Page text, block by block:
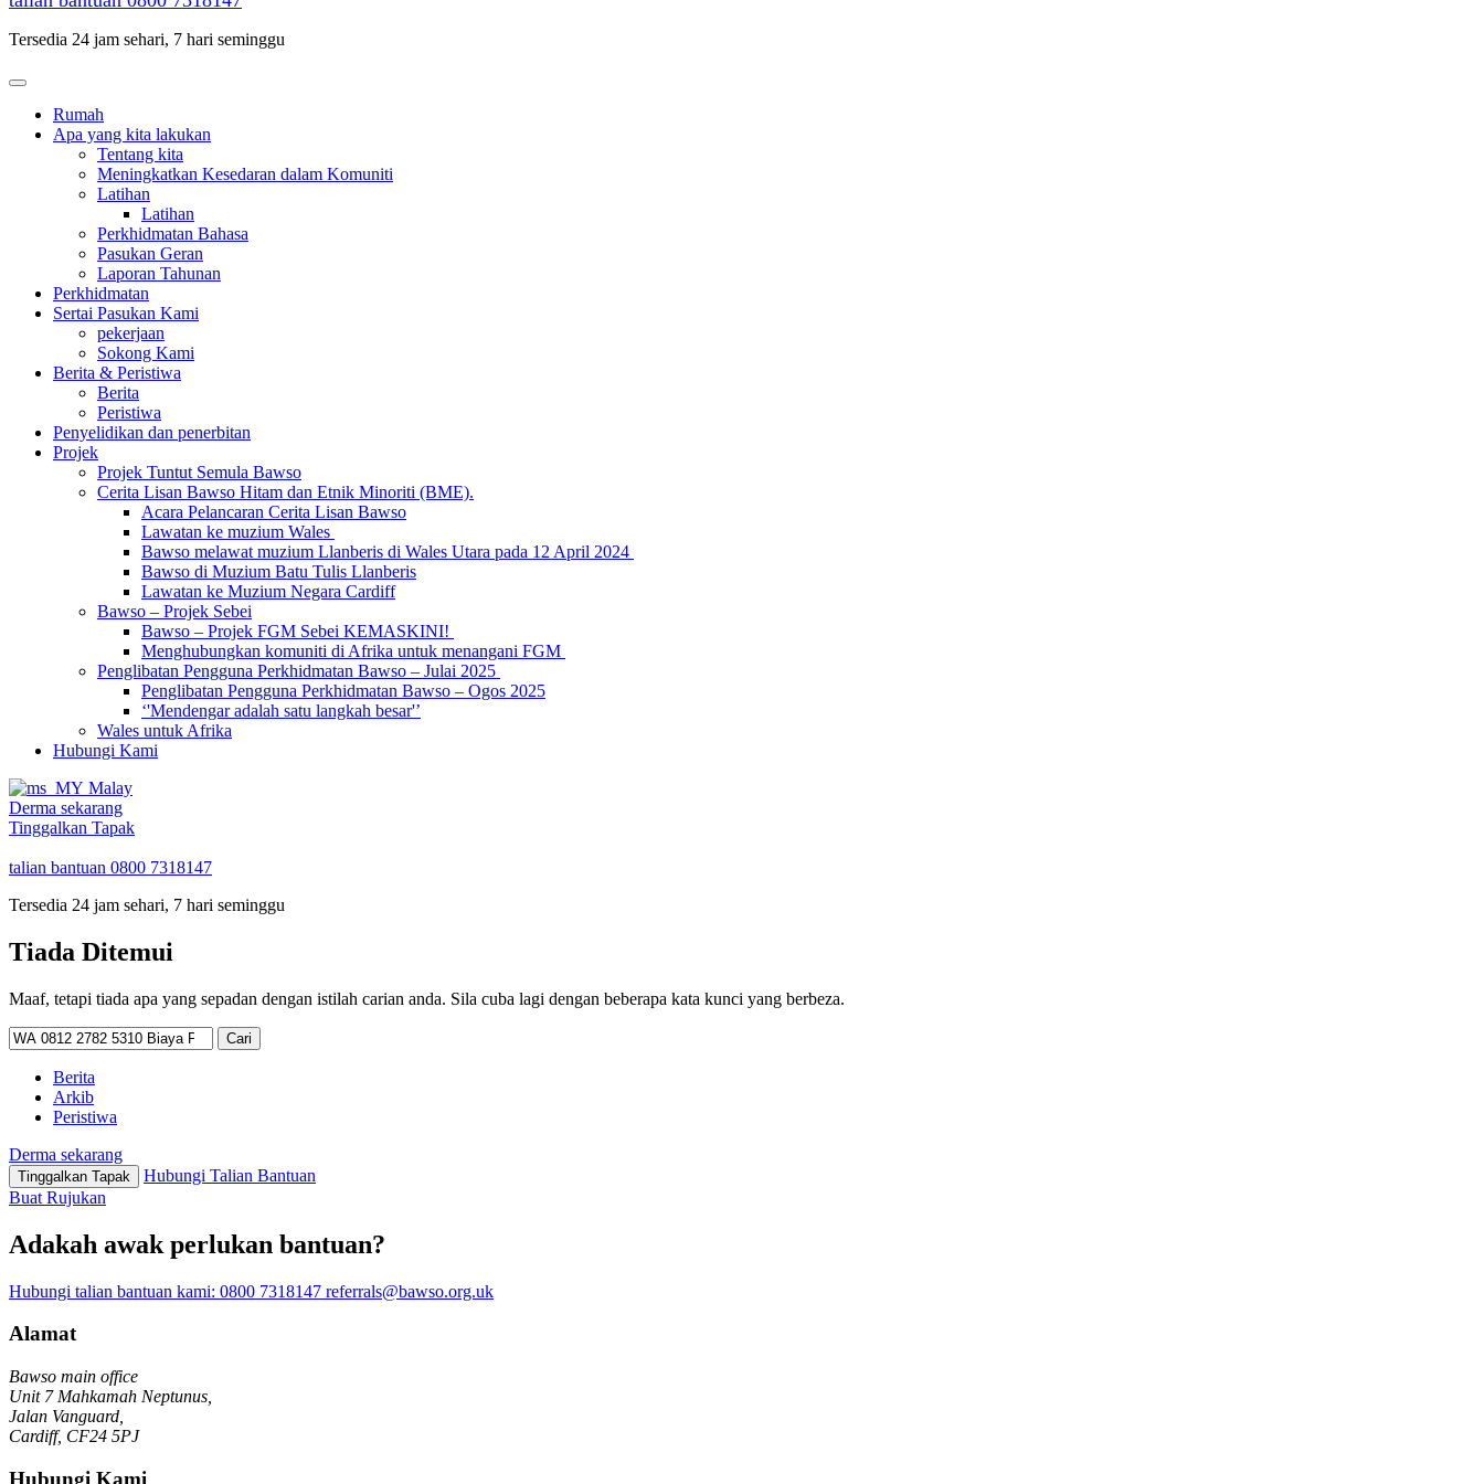
Tersedia 24 jam sehari, 7 hari seminggu
Rumah
Apa yang kita lakukan
Tentang kita
Meningkatkan Kesedaran dalam Komuniti
Latihan
Latihan
Perkhidmatan Bahasa
Pasukan Geran
Laporan Tahunan
Perkhidmatan
Sertai Pasukan Kami
pekerjaan
Sokong Kami
Berita & Peristiwa
Berita
Peristiwa
Penyelidikan dan penerbitan
Projek
Projek Tuntut Semula Bawso
Cerita Lisan Bawso Hitam dan Etnik Minoriti (BME).
Acara Pelancaran Cerita Lisan Bawso
Lawatan ke muzium Wales
Bawso melawat muzium Llanberis di Wales Utara pada 12 April 2024
Bawso di Muzium Batu Tulis Llanberis
Lawatan ke Muzium Negara Cardiff
Bawso – Projek Sebei
Bawso – Projek FGM Sebei KEMASKINI!
Menghubungkan komuniti di Afrika untuk menangani FGM
Penglibatan Pengguna Perkhidmatan Bawso – Julai 2025
Penglibatan Pengguna Perkhidmatan Bawso – Ogos 2025
‘'Mendengar adalah satu langkah besar'’
Wales untuk Afrika
Hubungi Kami
Malay
Derma sekarang
Tinggalkan Tapak
talian bantuan 0800 7318147
Tersedia 24 jam sehari, 7 hari seminggu
Tiada Ditemui
Maaf, tetapi tiada apa yang sepadan dengan istilah carian anda. Sila cuba lagi dengan beberapa kata kunci yang berbeza.
Cari:
Berita
Arkib
Peristiwa
Derma sekarang
Tinggalkan Tapak
Hubungi Talian Bantuan
Buat Rujukan
Adakah awak perlukan bantuan?
Hubungi talian bantuan kami: 0800 7318147 referrals@bawso.org.uk
Alamat
Bawso main office
Unit 7 Mahkamah Neptunus,
Jalan Vanguard,
Cardiff, CF24 5PJ
Hubungi Kami